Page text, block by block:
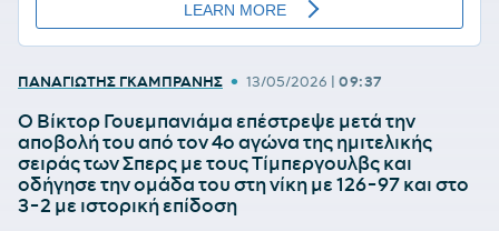
ΠΑΝΑΓΙΩΤΗΣ ΓΚΑΜΠΡΑΝΗΣ • 13/05/2026 | 09:37
Ο Βίκτορ Γουεμπανιάμα επέστρεψε μετά την
αποβολή του από τον 4ο αγώνα της ημιτελικής
σειράς των Σπερς με τους Τίμπεργουλβς και
οδήγησε την ομάδα του στη νίκη με 126-97 και στο
3-2 με ιστορική επίδοση